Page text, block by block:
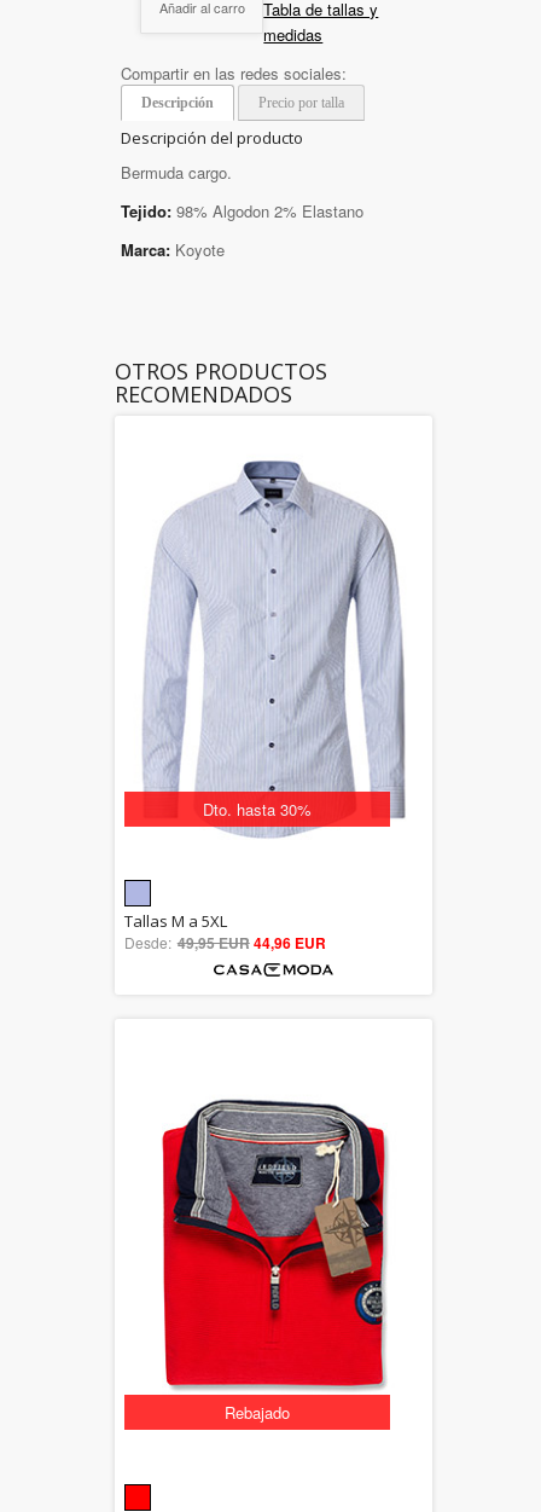
Añadir al carro
Tabla de tallas y
medidas
Compartir en las redes sociales:
Descripción Precio por talla
Descripción del producto
Bermuda cargo.
Tejido: 98% Algodon 2% Elastano
Marca: Koyote
OTROS PRODUCTOS
RECOMENDADOS
Dto. hasta 30%
out of 5
Tallas M a 5XL
Desde: 49,95 EUR44,96 EUR
Rebajado